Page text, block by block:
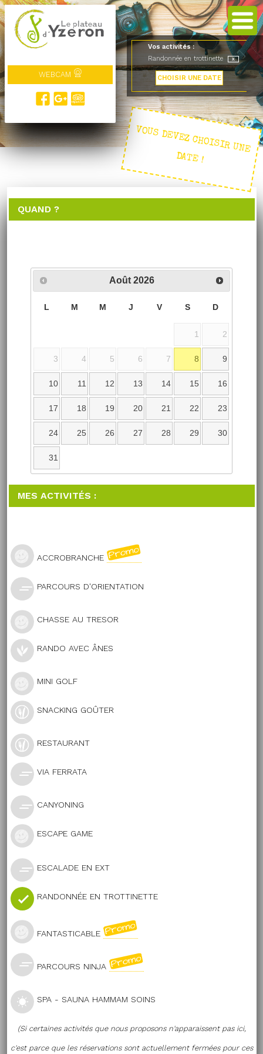
WEBCAM
VOUS DEVEZ CHOISIR UNE
DATE !
QUAND ?
Août 2026
L M M J V S D
1 2
3 4 5 6 7 8 9
10 11 12 13 14 15 16
17 18 19 20 21 22 23
24 25 26 27 28 29 30
31
MES ACTIVITÉS :
ACCROBRANCHE
PARCOURS D'ORIENTATION
CHASSE AU TRESOR
RANDO AVEC ÂNES
MINI GOLF
SNACKING GOÛTER
RESTAURANT
VIA FERRATA
CANYONING
ESCAPE GAME
ESCALADE EN EXT
RANDONNÉE EN TROTTINETTE
FANTASTICABLE
PARCOURS NINJA
SPA - SAUNA HAMMAM SOINS
(Si certaines activités que nous proposons n'apparaissent pas ici,
c'est parce que les réservations sont actuellement fermées pour ces
Vos activités :
Randonnée en trottinette
CHOISIR UNE DATE